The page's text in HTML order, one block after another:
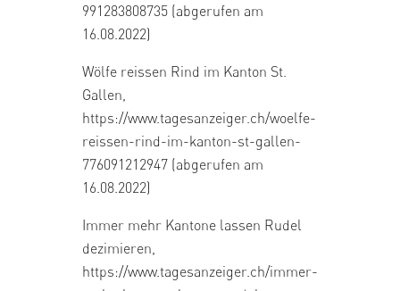
991283808735 (abgerufen am
16.08.2022)
Wölfe reissen Rind im Kanton St.
Gallen,
https://www.tagesanzeiger.ch/woelfe-
reissen-rind-im-kanton-st-gallen-
776091212947 (abgerufen am
16.08.2022)
Immer mehr Kantone lassen Rudel
dezimieren,
https://www.tagesanzeiger.ch/immer-